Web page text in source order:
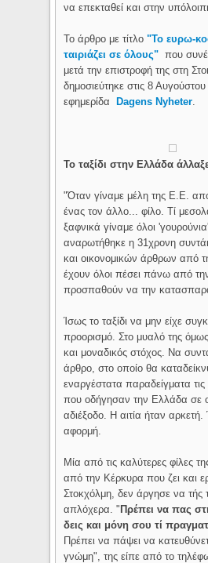
να επεκταθεί και στην
Το άρθρο με τίτλο"Το ευρω-
ταιριάζει σε όλους" που
μετά την επιστροφή της στη
δημοσιεύτηκε στις 8
εφημερίδα
Dagens Nyheter
Το ταξίδι στην Ελλάδα
"Όταν γίναμε μέλη της Ε.Ε.
ένας τον άλλο... φίλο. Τί
ξαφνικά γίναμε όλοι
αναρωτήθηκε η 31χρονη
και οικονομικών άρθρων από
έχουν όλοι πέσει πάνω από
προσπαθούν να την
Ίσως το ταξίδι να μην είχε
προορισμό. Στο μυαλό της
και μοναδικός στόχος. Να
άρθρο, στο οποίο θα
εναργέστατα παραδείγματα τις
που οδήγησαν την Ελλάδα σε
αδιέξοδο. Η αιτία ήταν αρκετή.
αφορμή.
Μία από τις καλύτερες φίλες
από την Κέρκυρα που ζει και
Στοκχόλμη, δεν άργησε να τής
απλόχερα. "Πρέπει να πας
δεις και μόνη σου τί
Πρέπει να πάψει να
γνώμη", της είπε από το